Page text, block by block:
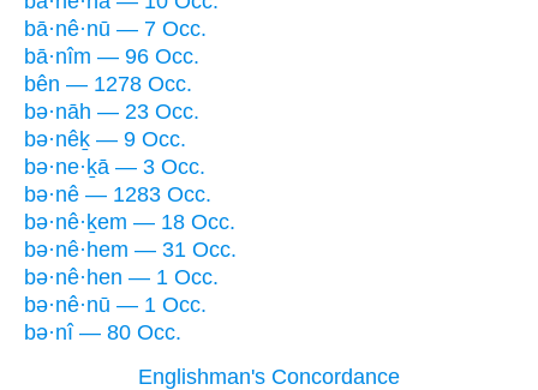
bā·nê·nū — 7 Occ.
bā·nîm — 96 Occ.
bên — 1278 Occ.
bə·nāh — 23 Occ.
bə·nêḵ — 9 Occ.
bə·ne·ḵā — 3 Occ.
bə·nê — 1283 Occ.
bə·nê·ḵem — 18 Occ.
bə·nê·hem — 31 Occ.
bə·nê·hen — 1 Occ.
bə·nê·nū — 1 Occ.
bə·nî — 80 Occ.
Englishman's Concordance